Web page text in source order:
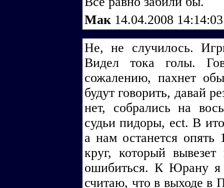
Мак 14.04.2008
Не, не случилось.
Видел тока голы.
сожалению, пахнет
будут говорить, давай
нет, собрались на
судьи пидоры, ect. В
а нам останется
круг, который
ошибиться. К Юрану я
считаю, что в выходе в